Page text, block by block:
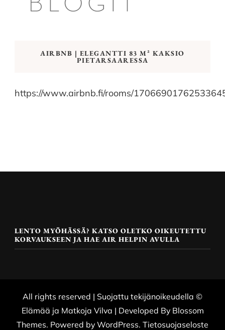
AIRBNB | ELEGANTTI 83 M² KAKSIO
PIETARSAARESSA
https://www.airbnb.fi/rooms/
LENTO MYÖHÄSSÄ? KATSO OLETKO OIKEUTETTU
KORVAUKSEEN JA HAE AIR HELPIN AVULLA
All rights reserved | Suojattu tekijänoikeudella ©
Elämää ja Matkoja Vilva | Developed By Blossom
Themes. Powered byWordPress. Tietosuojaseloste